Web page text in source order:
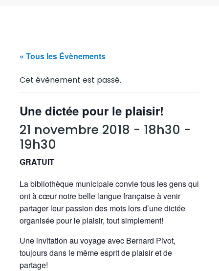
« Tous les Évènements
Cet évènement est passé.
Une dictée pour le plaisir!
21 novembre 2018 - 18h30 -
19h30
GRATUIT
La bibliothèque municipale convie tous les gens qui
ont à cœur notre belle langue française à venir
partager leur passion des mots lors d’une dictée
organisée pour le plaisir, tout simplement!
Une invitation au voyage avec Bernard Pivot,
toujours dans le même esprit de plaisir et de
partage!